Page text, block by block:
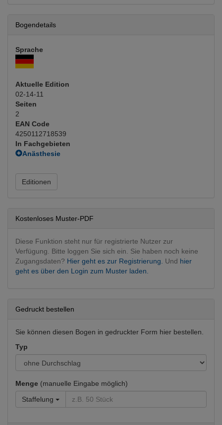
Bogendetails
Sprache
Aktuelle Edition
02-14-11
Seiten
2
EAN Code
4250112718539
In Fachgebieten
Anästhesie
Chirurgie
Allgemeinchirurgie
Dokumentation
Fachgebietsübergreifend
Informations- und Fragebögen
Frauenheilkunde
Geburtshilfe
Innere Medizin
Mund, Kiefer, Gesicht
Neurologie
Neurologie
Ophthalmologie konservativ
Organisation
Krankenhausorganisation und −dokumentation
Editionen
Kostenloses Muster-PDF
Diese Funktion steht nur für registrierte Nutzer zur
Verfügung. Bitte loggen Sie sich ein. Sie haben noch keine
Zugangsdaten? Hier geht es zur Registrierung. Und hier
geht es über den Login zum Muster laden.
Gedruckt bestellen
Sie können diesen Bogen in gedruckter Form hier bestellen.
Typ
Menge (manuelle Eingabe möglich)
Staffelung